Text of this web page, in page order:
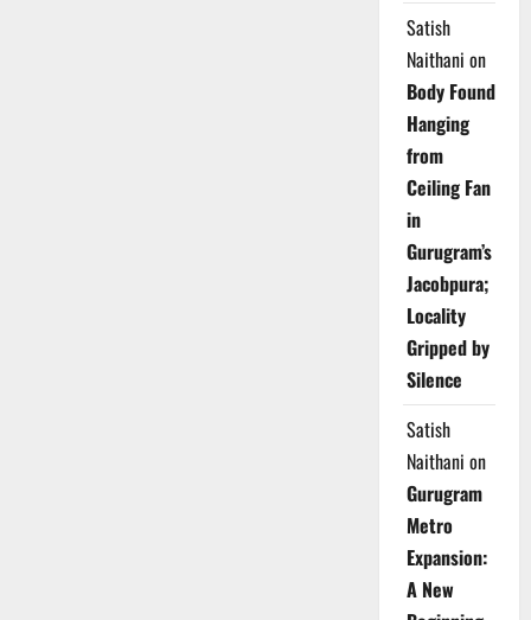
Satish
Naithani on
Body Found
Hanging
from
Ceiling Fan
in
Gurugram’s
Jacobpura;
Locality
Gripped by
Silence
Satish
Naithani on
Gurugram
Metro
Expansion:
A New